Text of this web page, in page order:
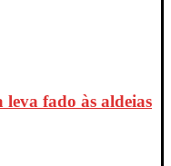
fado às aldeias